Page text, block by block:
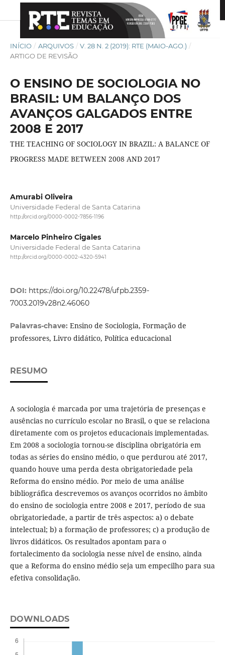
INÍCIO / ARQUIVOS / V. 28 N. 2 (2019): RTE (MAIO-AGO.) /
ARTIGO DE REVISÃO
O ENSINO DE SOCIOLOGIA NO
BRASIL: UM BALANÇO DOS
AVANÇOS GALGADOS ENTRE
2008 E 2017
THE TEACHING OF SOCIOLOGY IN BRAZIL: A BALANCE OF
PROGRESS MADE BETWEEN 2008 AND 2017
Amurabi Oliveira
Universidade Federal de Santa Catarina
http://orcid.org/0000-0002-7856-1196
Marcelo Pinheiro Cigales
Universidade Federal de Santa Catarina
http://orcid.org/0000-0002-4320-5941
DOI: https://doi.org/10.22478/ufpb.2359-
7003.2019v28n2.46060
Palavras-chave: Ensino de Sociologia, Formação de
professores, Livro didático, Política educacional
RESUMO
A sociologia é marcada por uma trajetória de presenças e
ausências no currículo escolar no Brasil, o que se relaciona
diretamente com os projetos educacionais implementadas.
Em 2008 a sociologia tornou-se disciplina obrigatória em
todas as séries do ensino médio, o que perdurou até 2017,
quando houve uma perda desta obrigatoriedade pela
Reforma do ensino médio. Por meio de uma análise
bibliográfica descrevemos os avanços ocorridos no âmbito
do ensino de sociologia entre 2008 e 2017, período de sua
obrigatoriedade, a partir de três aspectos: a) o debate
intelectual; b) a formação de professores; c) a produção de
livros didáticos. Os resultados apontam para o
fortalecimento da sociologia nesse nível de ensino, ainda
que a Reforma do ensino médio seja um empecilho para sua
efetiva consolidação.
DOWNLOADS